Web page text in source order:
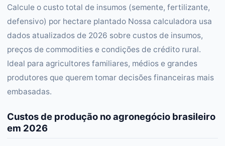
Calcule o custo total de insumos (semente, fertilizante,
defensivo) por hectare plantado Nossa calculadora usa
dados atualizados de 2026 sobre custos de insumos,
preços de commodities e condições de crédito rural.
Ideal para agricultores familiares, médios e grandes
produtores que querem tomar decisões financeiras mais
embasadas.
Custos de produção no agronegócio brasileiro
em 2026